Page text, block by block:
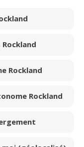
Rockland
Rockland
Rockland